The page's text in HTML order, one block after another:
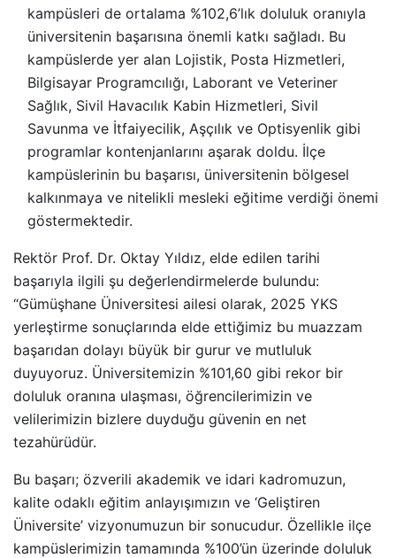
kampüsleri de ortalama %102,6’lık doluluk oranıyla
üniversitenin başarısına önemli katkı sağladı. Bu
kampüslerde yer alan Lojistik, Posta Hizmetleri,
Bilgisayar Programcılığı, Laborant ve Veteriner
Sağlık, Sivil Havacılık Kabin Hizmetleri, Sivil
Savunma ve İtfaiyecilik, Aşçılık ve Optisyenlik gibi
programlar kontenjanlarını aşarak doldu. İlçe
kampüslerinin bu başarısı, üniversitenin bölgesel
kalkınmaya ve nitelikli mesleki eğitime verdiği önemi
göstermektedir.
Rektör Prof. Dr. Oktay Yıldız, elde edilen tarihi
başarıyla ilgili şu değerlendirmelerde bulundu:
“Gümüşhane Üniversitesi ailesi olarak, 2025 YKS
yerleştirme sonuçlarında elde ettiğimiz bu muazzam
başarıdan dolayı büyük bir gurur ve mutluluk
duyuyoruz. Üniversitemizin %101,60 gibi rekor bir
doluluk oranına ulaşması, öğrencilerimizin ve
velilerimizin bizlere duyduğu güvenin en net
tezahürüdür.
Bu başarı; özverili akademik ve idari kadromuzun,
kalite odaklı eğitim anlayışımızın ve ‘Geliştiren
Üniversite’ vizyonumuzun bir sonucudur. Özellikle ilçe
kampüslerimizin tamamında %100’ün üzerinde doluluk